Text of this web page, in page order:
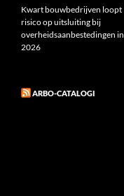
Kwart bouwbedrijven loopt
risico op uitsluiting bij
overheidsaanbestedingen in
2026
ARBO-CATALOGI